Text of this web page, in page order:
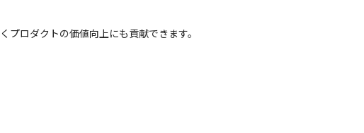
ロダクトの価値向上にも貢献できます。